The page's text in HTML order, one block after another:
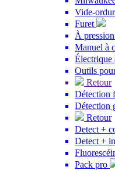
Vide-
Furet
À pression
Manuel à
Électrique
Outils
Retour
Détection
Détection
Retour
Detect +
Detect +
Pack pro